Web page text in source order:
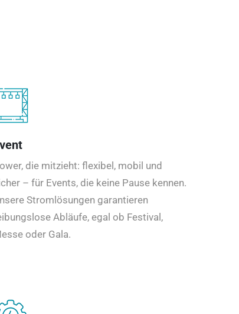
die mitzieht: flexibel, mobil und
– für Events, die keine Pause kennen.
Stromlösungen garantieren
Abläufe, egal ob Festival,
oder Gala.